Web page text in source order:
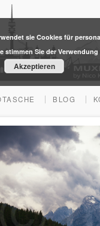
BLOG
sie Cookies für
stimmen Sie der
Akzeptieren